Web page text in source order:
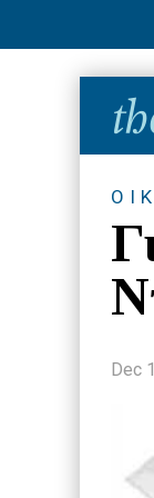
Dec